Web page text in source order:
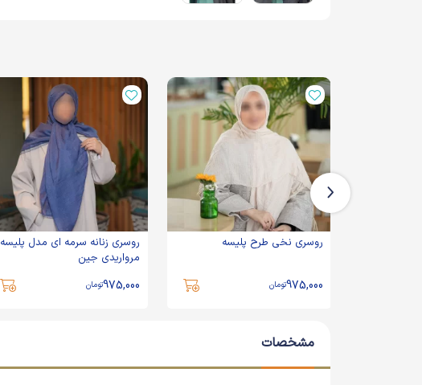
روسری نخی طرح پلیسه
975,000تومان
روسری زنانه سرمه ای مدل پلیسه
مرواریدی جین
975,000تومان
مشخصات